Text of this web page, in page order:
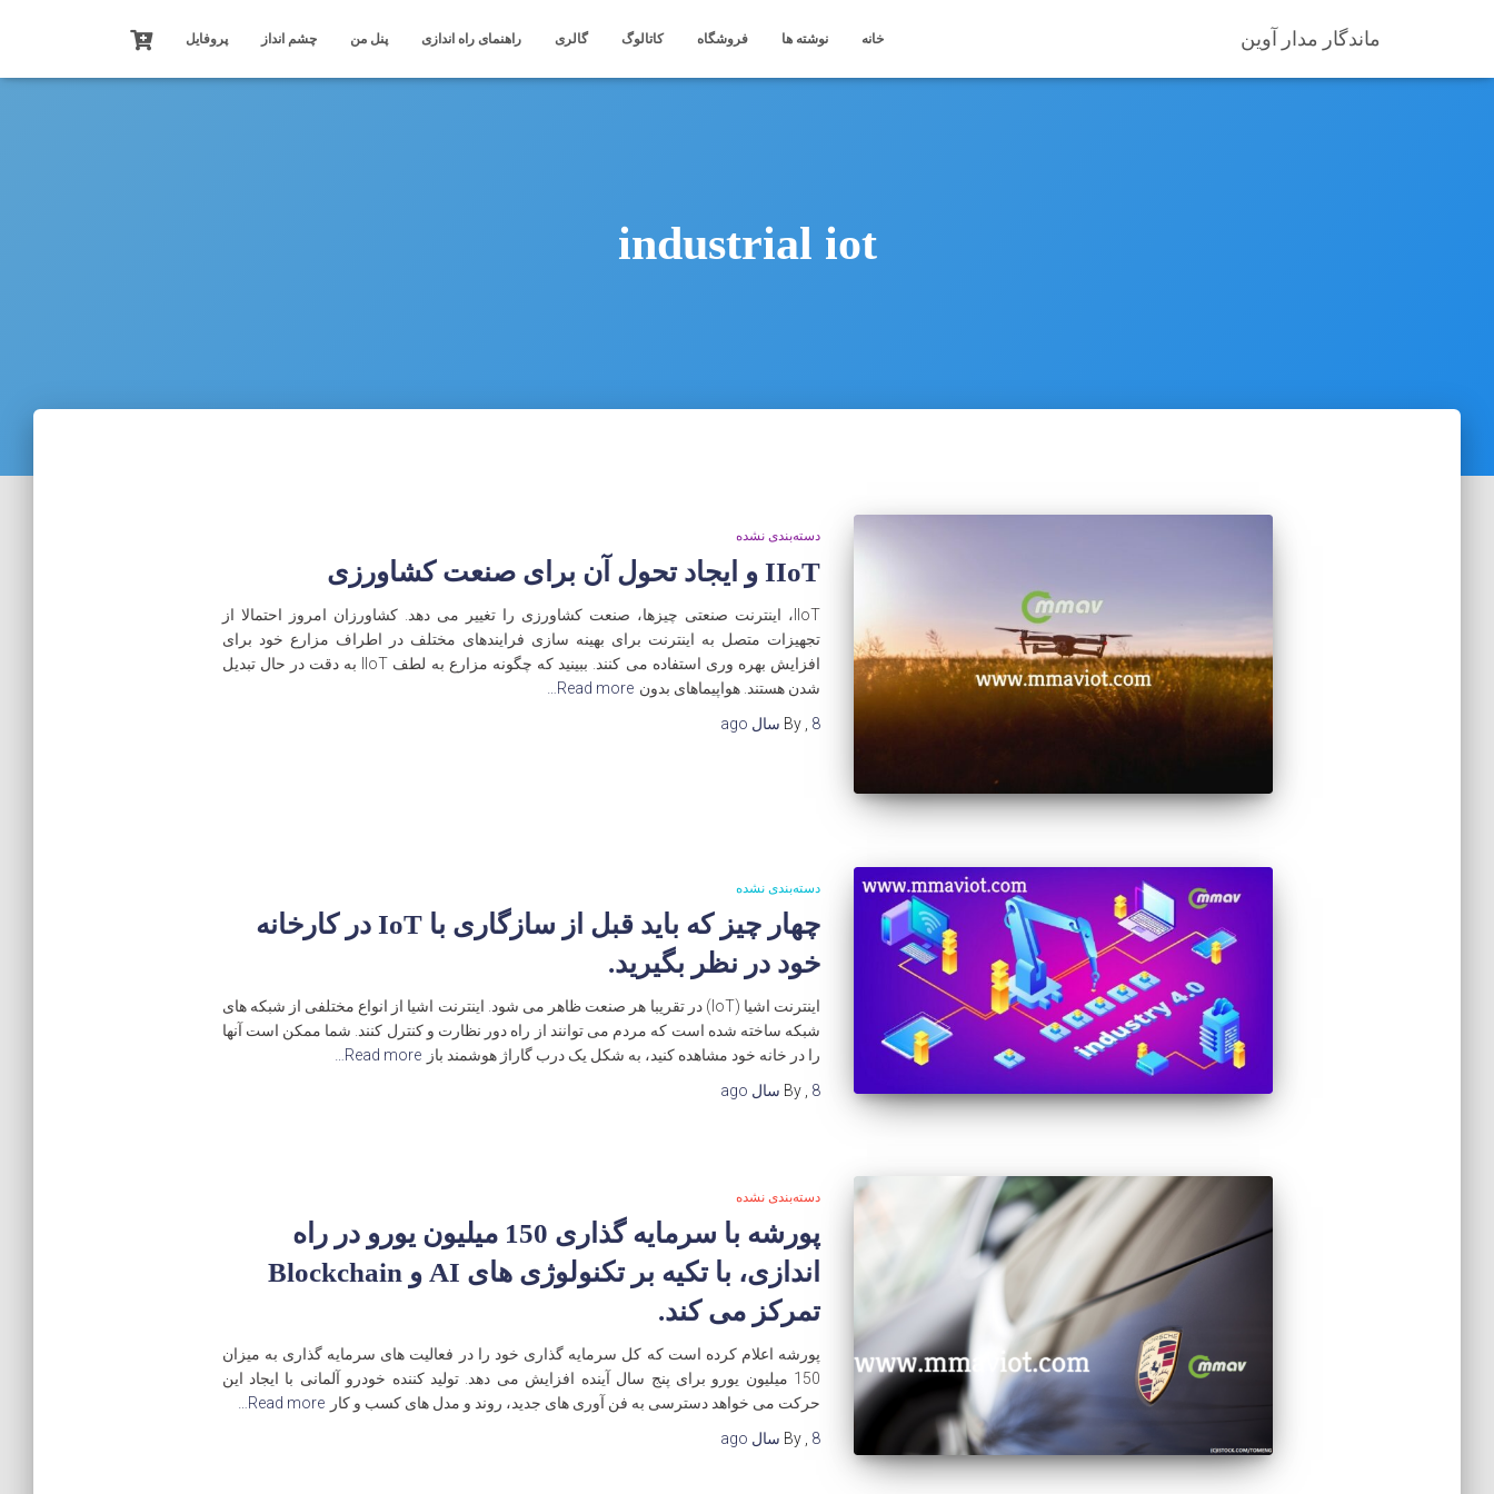
ماندگار مدار آوین خانه نوشته ها فروشگاه کاتالوگ گالری راهنمای راه اندازی پنل من چشم انداز پروفایل
industrial iot
دسته‌بندی نشده
IIoT و ایجاد تحول آن برای صنعت کشاورزی
IIoT، اینترنت صنعتی چیزها، صنعت کشاورزی را تغییر می دهد. کشاورزان امروز احتمالا از
تجهیزات متصل به اینترنت برای بهینه سازی فرایندهای مختلف در اطراف مزارع خود برای
افزایش بهره وری استفاده می کنند. ببینید که چگونه مزارع به لطف IIoT به دقت در حال تبدیل
شدن هستند. هواپیماهای بدون Read more…
By
8 سال
دسته‌بندی نشده
چهار چیز که باید قبل از سازگاری با IoT در کارخانه
خود در نظر بگیرید.
اینترنت اشیا (IoT) در تقریبا هر صنعت ظاهر می شود. اینترنت اشیا از انواع مختلفی از شبکه های
شبکه ساخته شده است که مردم می توانند از راه دور نظارت و کنترل کنند. شما ممکن است آنها
را در خانه خود مشاهده کنید، به شکل یک درب گاراژ هوشمند باز Read more…
By
8 سال
دسته‌بندی نشده
پورشه با سرمایه گذاری 150 میلیون یورو در راه
اندازی، با تکیه بر تکنولوژی های AI و Blockchain
تمرکز می کند.
پورشه اعلام کرده است که کل سرمایه گذاری خود را در فعالیت های سرمایه گذاری به میزان
150 میلیون یورو برای پنج سال آینده افزایش می دهد. تولید کننده خودرو آلمانی با ایجاد این
حرکت می خواهد دسترسی به فن آوری های جدید، روند و مدل های کسب و کار Read more…
By
8 سال